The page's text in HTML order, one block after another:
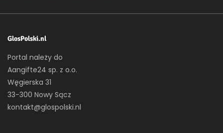
GlosPolski.nl
Portal należy do
Aangifte24 sp. z o.o.
Węgierska 31
33-300 Nowy Sącz
kontakt@glospolski.nl